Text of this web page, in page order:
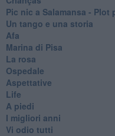
Pic nic a Salamansa - Plot
Un tango e una storia
Afa
Marina di Pisa
La rosa
Ospedale
Aspettative
Life
A piedi
I migliori anni
Vi odio tutti